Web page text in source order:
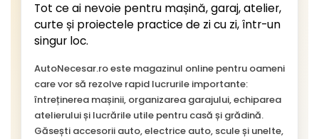
Tot ce ai nevoie pentru mașină, garaj, atelier,
curte și proiectele practice de zi cu zi, într-un
singur loc.
AutoNecesar.ro este magazinul online pentru oameni
care vor să rezolve rapid lucrurile importante:
întreținerea mașinii, organizarea garajului, echiparea
atelierului și lucrările utile pentru casă și grădină.
Găsești accesorii auto, electrice auto, scule și unelte,